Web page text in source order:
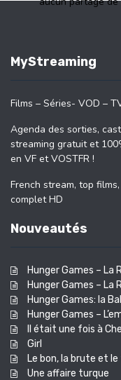
MyStreaming
Films – Séries- VOD –
Agenda des sorties,
streaming gratuit et
en VF et VOSTFR !
French stream, top
complet HD
Nouveautés
Hunger Games – La
Hunger Games – La
Hunger Games: la
Hunger Games –
Il était une fois à
Girl
Le bon, la brute et
Une affaire turque